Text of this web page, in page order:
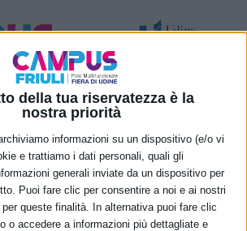
della tua riservatezza è la
nostra priorità
informazioni su un dispositivo (e/o vi
e trattiamo i dati personali, quali gli
generali inviate da un dispositivo per
Puoi fare clic per consentire a noi e ai nostri
queste finalità. In alternativa puoi fare clic
o accedere a informazioni più dettagliate e
Festival